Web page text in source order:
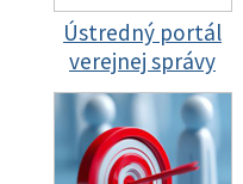
Ústredný portál
verejnej správy